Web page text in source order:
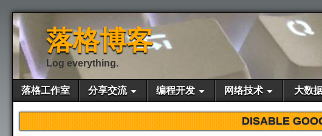
落格博客
Log everything.
落格工作室 分享交流 编程开发 网络技术 大数
DISABLE